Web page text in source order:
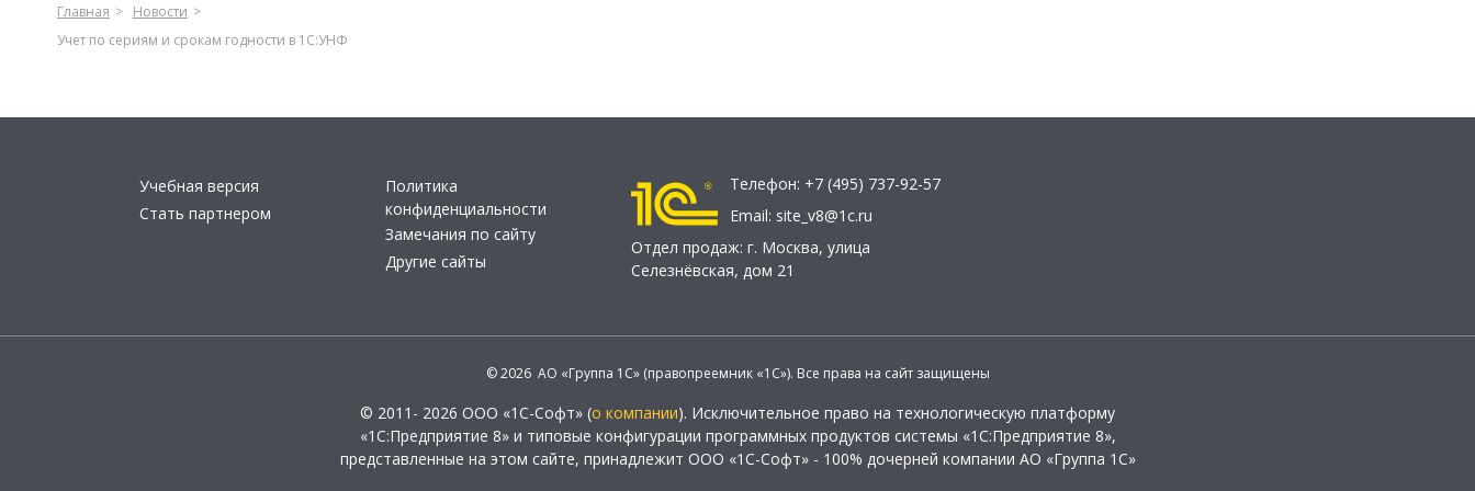
Главная
Новости
Учет по сериям и срокам годности в 1С:УНФ
Учебная версия
Стать партнером
Политика
конфиденциальности
Замечания по сайту
Другие сайты
Телефон: +7 (495) 737-92-57
Email: site_v8@1c.ru
Отдел продаж: г. Москва, улица
Селезнёвская, дом 21
© 2026 АО «Группа 1С» (правопреемник «1С»). Все права на сайт защищены
© 2011- 2026 ООО «1С-Софт» (о компании). Исключительное право на технологическую платформу
«1С:Предприятие 8» и типовые конфигурации программных продуктов системы «1С:Предприятие 8»,
представленные на этом сайте, принадлежит ООО «1С-Софт» - 100% дочерней компании АО «Группа 1С»